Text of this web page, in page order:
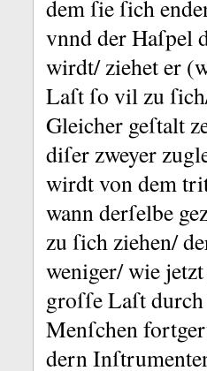
dem ſie ſich
vnnd der Haſpel
wirdt/ ziehet er
Laſt ſo vil zu
Gleicher geſtalt
diſer zweyer
wirdt von dem
wann derſelbe
zu ſich ziehen/
weniger/ wie jetzt
groſſe Laſt
Menſchen
dern